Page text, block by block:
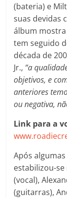
(bateria) e
suas devidas
álbum
tem seguido
década de
Jr., “a
objetivos, e
anteriores
ou negativa,
Link para a
Após
estabilizou-se
(vocal),
(guitarras),